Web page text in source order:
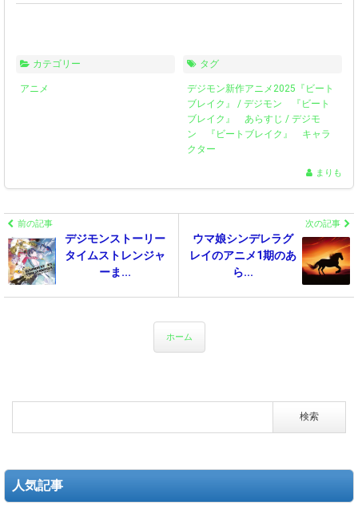
カテゴリー
アニメ
タグ
デジモン新作アニメ2025『ビート
ブレイク』
/ デジモン 『ビート
ブレイク』 あらすじ / デジモ
ン 『ビートブレイク』 キャラ
クター
まりも
前の記事
デジモンストーリー
タイムストレンジャ
ーま...
次の記事
ウマ娘シンデレラグ
レイのアニメ1期のあ
ら...
ホーム
人気記事